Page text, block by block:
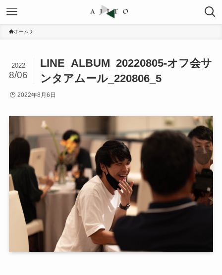
ホーム
LINE_ALBUM_20220805-オフ会サ
ンタアムール_220806_5
2022
8/06
2022年8月6日